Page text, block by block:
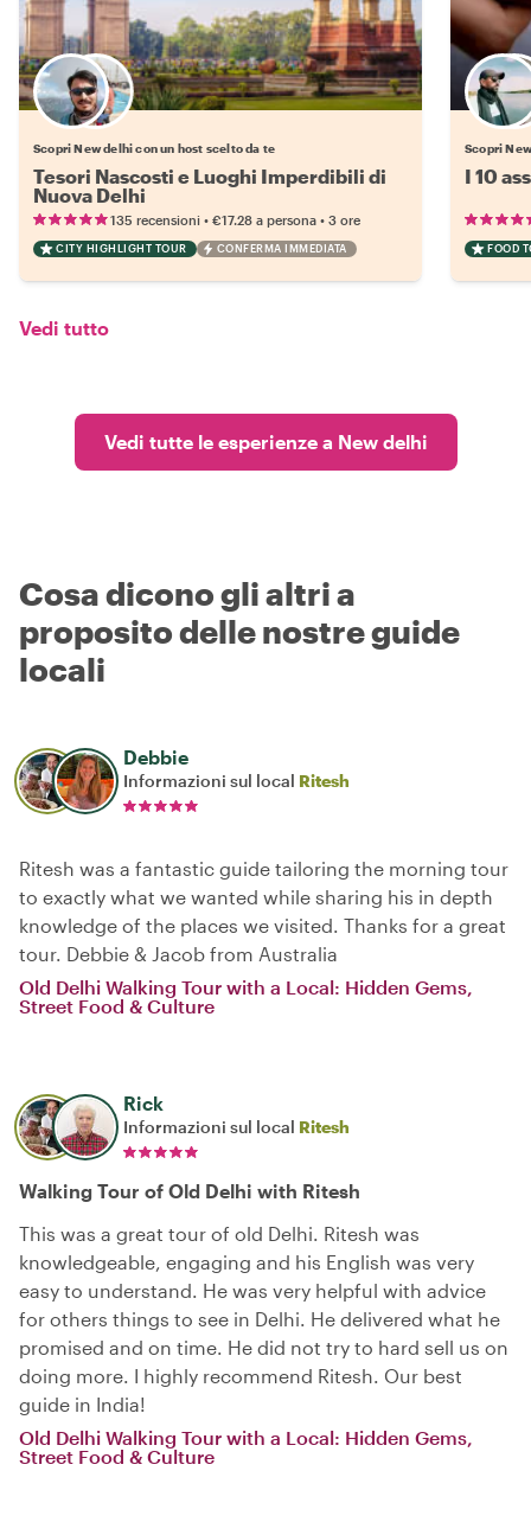
Scegli il tuo local preferito
Scopri New delhi con un host scelto da te
Tesori Nascosti e Luoghi Imperdibili di
Nuova Delhi
135 recensioni • €17.28 a persona • 3 ore
CITY HIGHLIGHT TOUR CONFERMA IMMEDIATA
Scopri
I 10
FOOD
Vedi tutto
Vedi tutte le esperienze a New delhi
Cosa dicono gli altri a
proposito delle nostre guide
locali
Debbie
Informazioni sul local Ritesh
Ritesh was a fantastic guide tailoring the morning tour
to exactly what we wanted while sharing his in depth
knowledge of the places we visited. Thanks for a great
tour. Debbie & Jacob from Australia
Old Delhi Walking Tour with a Local: Hidden Gems,
Street Food & Culture
Rick
Informazioni sul local Ritesh
Walking Tour of Old Delhi with Ritesh
This was a great tour of old Delhi. Ritesh was
knowledgeable, engaging and his English was very
easy to understand. He was very helpful with advice
for others things to see in Delhi. He delivered what he
promised and on time. He did not try to hard sell us on
doing more. I highly recommend Ritesh. Our best
guide in India!
Old Delhi Walking Tour with a Local: Hidden Gems,
Street Food & Culture